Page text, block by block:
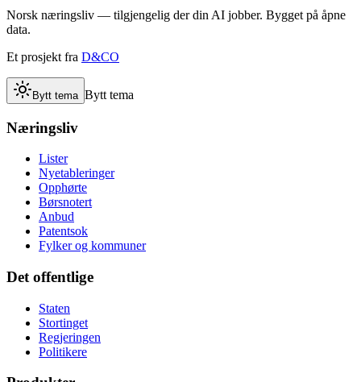
Norsk næringsliv — tilgjengelig der din AI jobber. Bygget på åpne
data.
Et prosjekt fra D&CO
Bytt tema Bytt tema
Næringsliv
Lister
Nyetableringer
Opphørte
Børsnotert
Anbud
Patentsok
Fylker og kommuner
Det offentlige
Staten
Stortinget
Regjeringen
Politikere